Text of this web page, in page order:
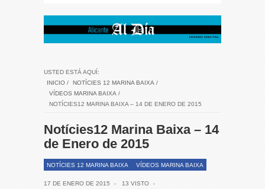
USTED ESTÁ AQUÍ:
INICIO / NOTÍCIES 12 MARINA BAIXA /
VÍDEOS MARINA BAIXA /
NOTÍCIES12 MARINA BAIXA – 14 DE ENERO DE 2015
Notícies12 Marina Baixa – 14
de Enero de 2015
NOTÍCIES 12 MARINA BAIXA VÍDEOS MARINA BAIXA
17 DE ENERO DE 2015 - 13 VISTO
-